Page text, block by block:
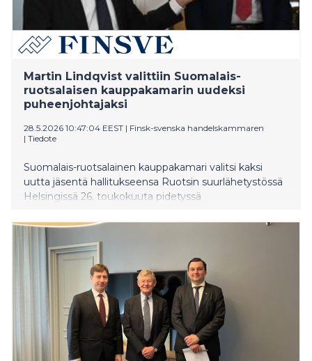
Martin Lindqvist valittiin Suomalais-
ruotsalaisen kauppakamarin uudeksi
puheenjohtajaksi
28.5.2026 10:47:04 EEST | Finsk-svenska handelskammaren
| Tiedote
Suomalais-ruotsalainen kauppakamari valitsi kaksi
uutta jäsentä hallitukseensa Ruotsin suurlähetystössä
Helsingissä 26. toukokuuta pidetyssä
puheenjohtajaksi valittiin teräsyhtiö SSAB:n entinen
toimitusjohtaja Martin Lindqvist, joka toimii nykyisin
Swiss Steel Holdingin hallituksen puheenjohtajana ja
hallituksen jäsenenä useissa yhtiöissä kuten Skanska,
SCA ja Indutrade. Hallituksen uudeksi jäseneksi valittiin
Karin Johansson, joka toimii Ruotsin elinkeinoelämän
organisaation Svenskt Näringslivin
varatoimitusjohtajana sekä elinkeinopolitiikan ja
vaikuttamistoiminnan johtajana.